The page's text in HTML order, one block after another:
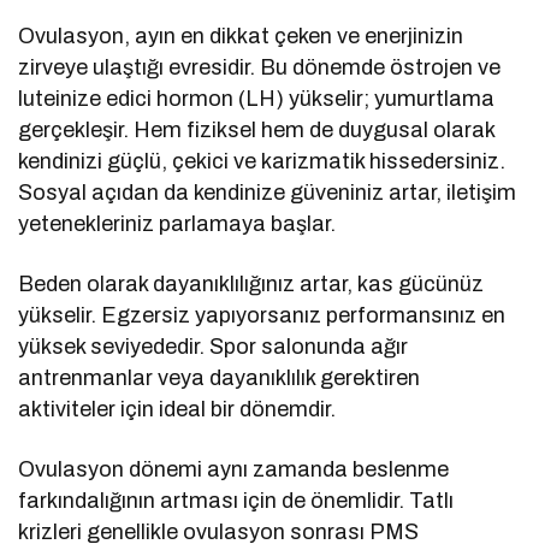
Ovulasyon, ayın en dikkat çeken ve enerjinizin
zirveye ulaştığı evresidir. Bu dönemde östrojen ve
luteinize edici hormon (LH) yükselir; yumurtlama
gerçekleşir. Hem fiziksel hem de duygusal olarak
kendinizi güçlü, çekici ve karizmatik hissedersiniz.
Sosyal açıdan da kendinize güveniniz artar, iletişim
yetenekleriniz parlamaya başlar.
Beden olarak dayanıklılığınız artar, kas gücünüz
yükselir. Egzersiz yapıyorsanız performansınız en
yüksek seviyededir. Spor salonunda ağır
antrenmanlar veya dayanıklılık gerektiren
aktiviteler için ideal bir dönemdir.
Ovulasyon dönemi aynı zamanda beslenme
farkındalığının artması için de önemlidir. Tatlı
krizleri genellikle ovulasyon sonrası PMS